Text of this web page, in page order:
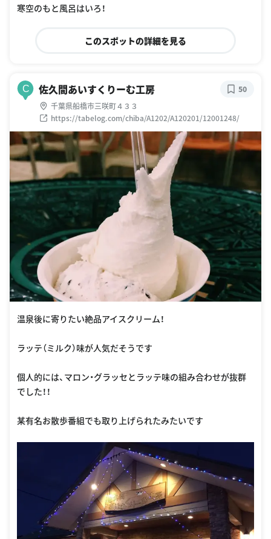
寒空のもと風呂はいろ！
このスポットの詳細を見る
C 佐久間あいすくりーむ工房
千葉県船橋市三咲町４３３
https://tabelog.com/chiba/A1202/A120201/12001248/
50
温泉後に寄りたい絶品アイスクリーム！
ラッテ（ミルク）味が人気だそうです
個人的には、マロン・グラッセとラッテ味の組み合わせが抜群
でした！！
某有名お散歩番組でも取り上げられたみたいです